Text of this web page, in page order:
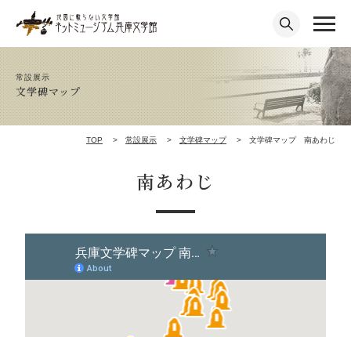
常設展示
文学碑マップ
TOP 常設展示 文学碑マップ 文学碑マップ 南あわじ
南あわじ